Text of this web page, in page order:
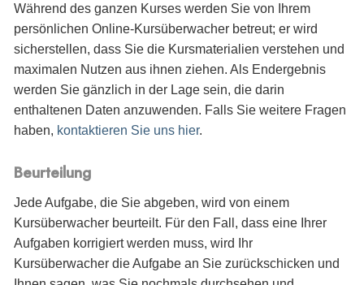
Während des ganzen Kurses werden Sie von Ihrem
persönlichen Online-Kursüberwacher betreut; er wird
sicherstellen, dass Sie die Kursmaterialien verstehen und
maximalen Nutzen aus ihnen ziehen. Als Endergebnis
werden Sie gänzlich in der Lage sein, die darin
enthaltenen Daten anzuwenden. Falls Sie weitere Fragen
haben, kontaktieren Sie uns hier.
Beurteilung
Jede Aufgabe, die Sie abgeben, wird von einem
Kursüberwacher beurteilt. Für den Fall, dass eine Ihrer
Aufgaben korrigiert werden muss, wird Ihr
Kursüberwacher die Aufgabe an Sie zurückschicken und